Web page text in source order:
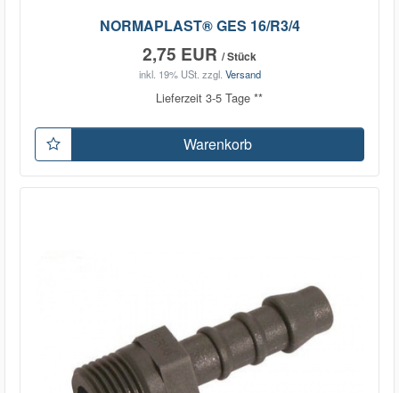
NORMAPLAST® GES 16/R3/4
2,75 EUR / Stück
inkl. 19% USt. zzgl. Versand
Lieferzeit 3-5 Tage **
Warenkorb